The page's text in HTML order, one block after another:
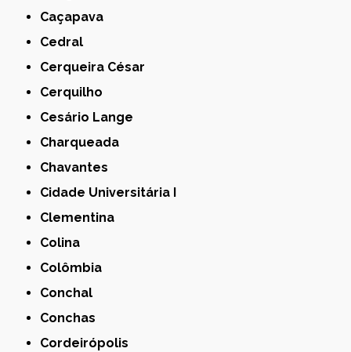
Caçapava
Cedral
Cerqueira César
Cerquilho
Cesário Lange
Charqueada
Chavantes
Cidade Universitária I
Clementina
Colina
Colômbia
Conchal
Conchas
Cordeirópolis